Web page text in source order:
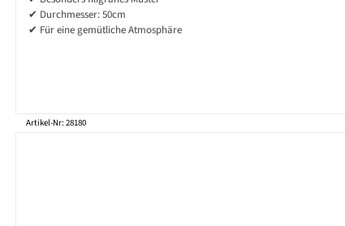
✔ Durchmesser: 50cm
✔ Für eine gemütliche Atmosphäre
Artikel-Nr: 28180